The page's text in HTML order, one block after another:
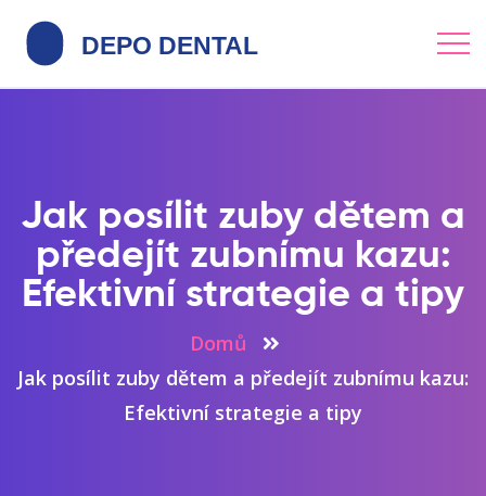
Jak posílit zuby dětem a
předejít zubnímu kazu:
Efektivní strategie a tipy
Domů
Jak posílit zuby dětem a předejít zubnímu kazu:
Efektivní strategie a tipy